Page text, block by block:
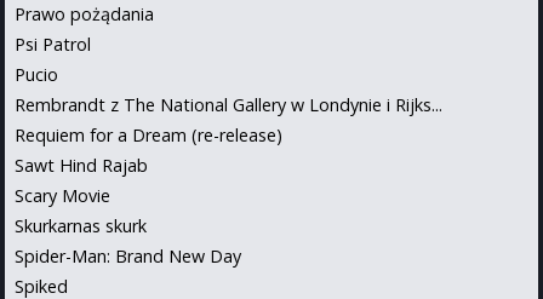
Prawo pożądania
Psi Patrol
Pucio
Rembrandt z The National Gallery w Londynie i Rijks...
Requiem for a Dream (re-release)
Sawt Hind Rajab
Scary Movie
Skurkarnas skurk
Spider-Man: Brand New Day
Spiked